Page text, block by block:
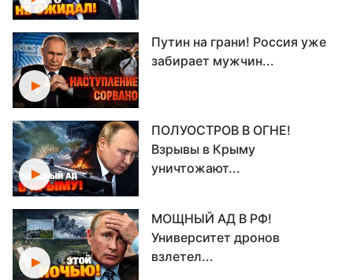
Путин на грани! Россия уже
забирает мужчин...
ПОЛУОСТРОВ В ОГНЕ!
Взрывы в Крыму
уничтожают...
МОЩНЫЙ АД В РФ!
Университет дронов
взлетел...